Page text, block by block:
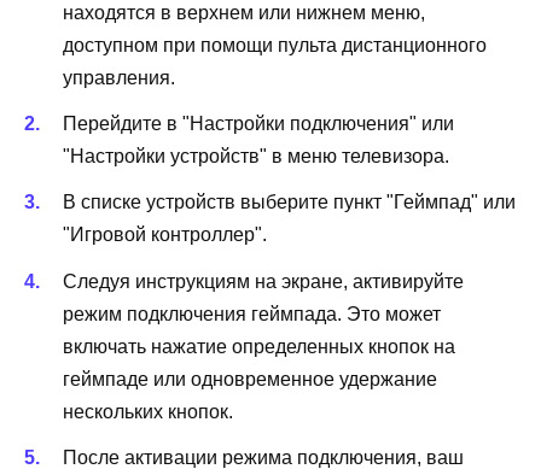
находятся в верхнем или нижнем меню,
доступном при помощи пульта дистанционного
управления.
Перейдите в "Настройки подключения" или
"Настройки устройств" в меню телевизора.
В списке устройств выберите пункт "Геймпад" или
"Игровой контроллер".
Следуя инструкциям на экране, активируйте
режим подключения геймпада. Это может
включать нажатие определенных кнопок на
геймпаде или одновременное удержание
нескольких кнопок.
После активации режима подключения, ваш